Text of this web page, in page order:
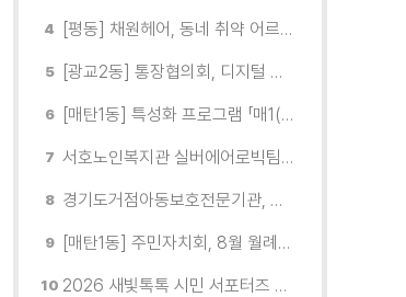
[평동] 채원헤어, 동네 취약 어르신을 위한 이미용서비스 무료 지원
[광교2동] 통장협의회, 디지털 교육 실시
[매탄1동] 특성화 프로그램 「매1(일) 친환경 문화학교」 개강
서호노인복지관 실버에어로빅팀, 제2회 협회장배 수원시에어로빅힙합대회 시니어부 단체전'1위'쾌거
경기도거점아동보호전문기관, 학대피해아동가정 회복 및 재학대 예방 나선다
[매탄1동] 주민자치회, 8월 월례회의 개최
2026 새빛톡톡 시민 서포터즈 발대식 현장